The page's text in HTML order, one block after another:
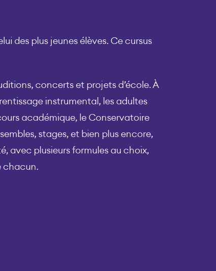
des plus jeunes élèves. Ce cursus
concerts et projets d’école. À
instrumental, les adultes
académique, le Conservatoire
stages, et bien plus encore,
avec plusieurs formules au choix,
chacun.